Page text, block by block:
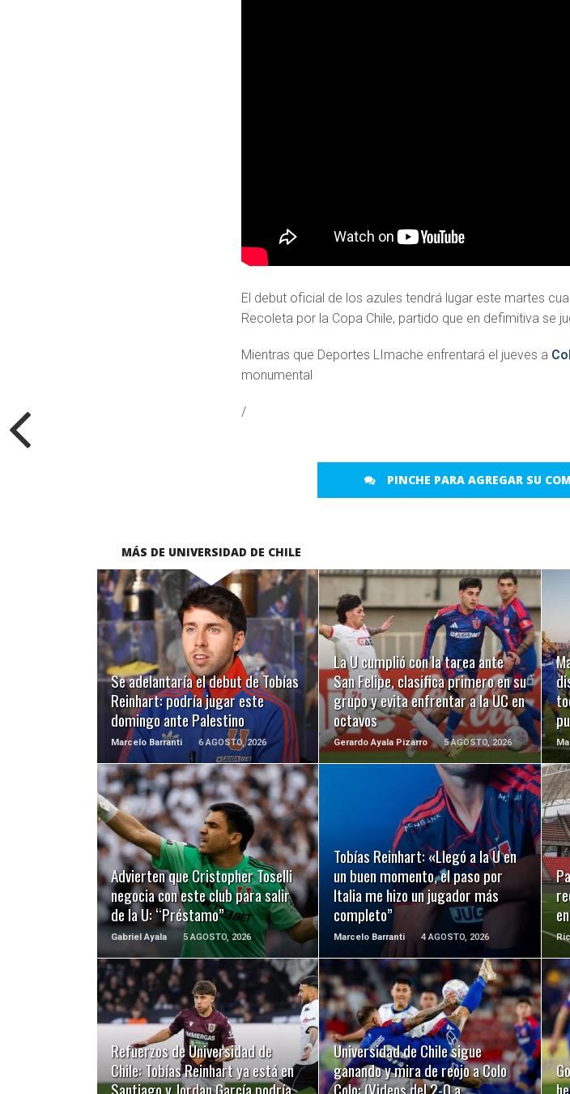
El debut oficial de los azules tendrá lugar este martes
Recoleta por la Copa Chile, partido que en defimitiva se
Mientras que Deportes LImache enfrentará el jueves a
monumental
/
PINCHE PARA AGREGAR SU
MÁS DE UNIVERSIDAD DE CHILE
Se adelantaría el debut de Tobías
Reinhart: podría jugar este
domingo ante Palestino
Marcelo Barranti 6 AGOSTO, 2026
LEER MÁS
La U cumplió con la tarea ante
San Felipe, clasifica primero en su
grupo y evita enfrentar a la UC en
octavos
Gerardo Ayala Pizarro 5 AGOSTO, 2026
LEER MÁS
Advierten que Cristopher Toselli
negocia con este club para salir
de la U: “Préstamo”
Gabriel Ayala 5 AGOSTO, 2026
LEER MÁS
Tobías Reinhart: «Llegó a la U en
un buen momento, el paso por
Italia me hizo un jugador más
completo”
Marcelo Barranti 4 AGOSTO, 2026
LEER MÁS
Refuerzos de Universidad de
Chile: Tobías Reinhart ya está en
LEER MÁS
Universidad de Chile sigue
ganando y mira de reojo a Colo
LEER MÁS